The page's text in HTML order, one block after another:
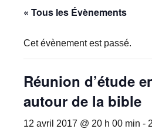
« Tous les Évènements
Cet évènement est passé.
Réunion d’étude
autour de la bible
12 avril 2017 @ 20 h 00 min -